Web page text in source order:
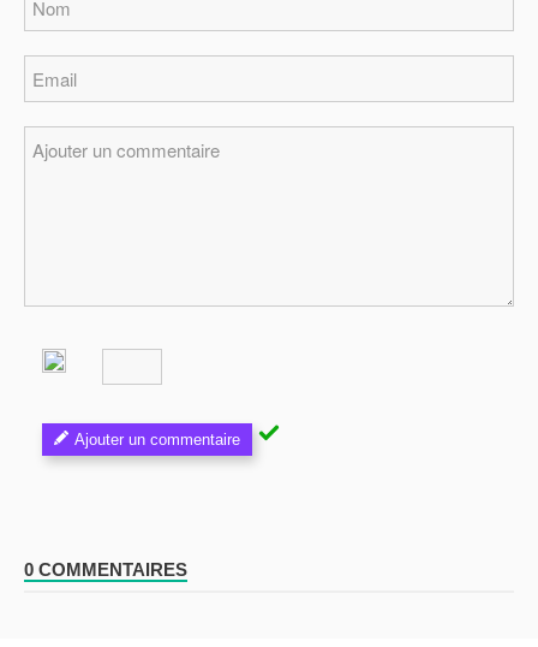
Ajouter un commentaire
0 COMMENTAIRES